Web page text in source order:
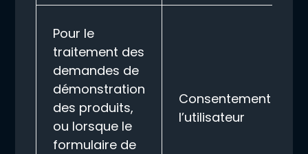
Pour le
traitement des
demandes de
démonstration
des produits,
ou lorsque le
formulaire de
Consentement de
l’utilisateur